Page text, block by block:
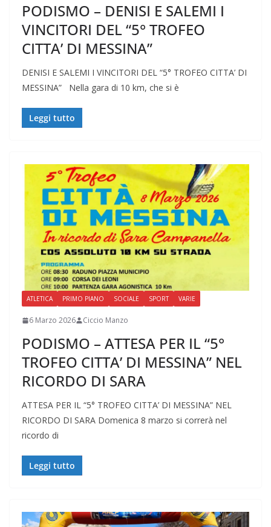
PODISMO – DENISI E SALEMI I
VINCITORI DEL “5° TROFEO
CITTA’ DI MESSINA”
DENISI E SALEMI I VINCITORI DEL “5° TROFEO CITTA’ DI
MESSINA” Nella gara di 10 km, che si è
Leggi tutto
ATLETICA PRIMO PIANO SOCIALE SPORT VARIE
6 Marzo 2026 Ciccio Manzo
PODISMO – ATTESA PER IL “5°
TROFEO CITTA’ DI MESSINA” NEL
RICORDO DI SARA
ATTESA PER IL “5° TROFEO CITTA’ DI MESSINA” NEL
RICORDO DI SARA Domenica 8 marzo si correrà nel
ricordo di
Leggi tutto